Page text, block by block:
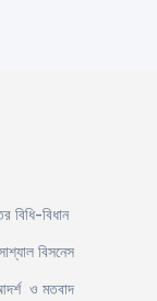
বিধি-বিধান
বিসনেস
ও মতবাদ